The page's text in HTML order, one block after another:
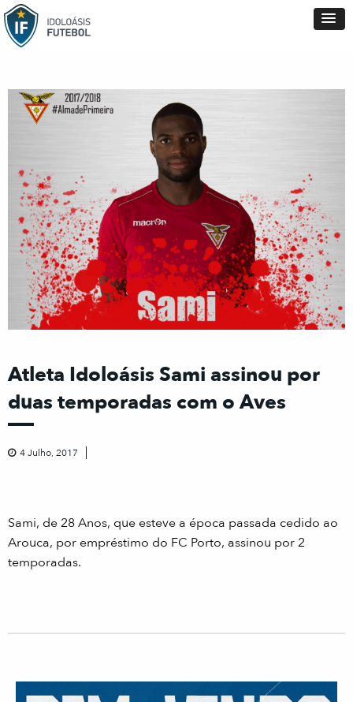
Atleta Idoloásis Sami assinou por
duas temporadas com o Aves
4 Julho, 2017
Sami, de 28 Anos, que esteve a época passada cedido ao
Arouca, por empréstimo do FC Porto, assinou por 2
temporadas.